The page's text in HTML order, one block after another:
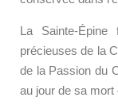
La Sainte-
précieuses de la
de la Passion du
au jour de sa